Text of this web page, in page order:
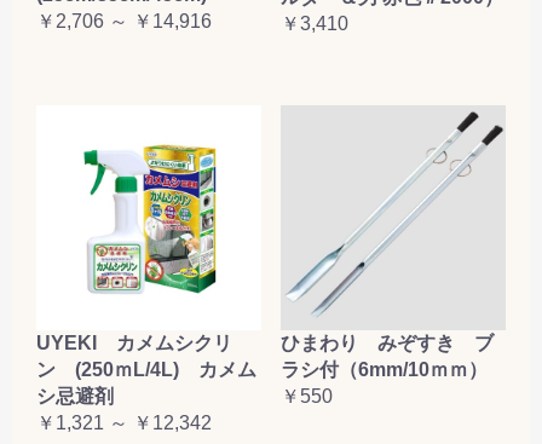
お買い物を続ける カートへ進む
￥2,706 ～ ￥14,916
￥3,410
UYEKI カメムシクリ
ン (250ｍL/4L) カメム
シ忌避剤
￥1,321 ～ ￥12,342
ひまわり みぞすき ブ
ラシ付（6mm/10ｍｍ）
￥550